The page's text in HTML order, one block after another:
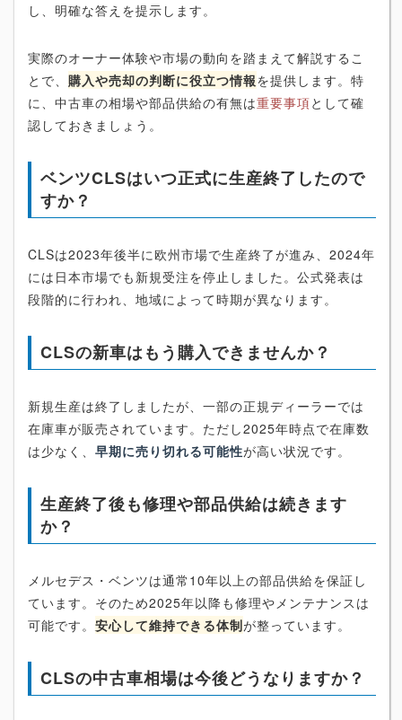
し、明確な答えを提示します。
実際のオーナー体験や市場の動向を踏まえて解説するこ
とで、 購入や売却の判断に役立つ情報を提供します。特
に、中古車の相場や部品供給の有無は重要事項として確
認しておきましょう。
ベンツCLSはいつ正式に生産終了したので
すか？
CLSは2023年後半に欧州市場で生産終了が進み、2024年
には日本市場でも新規受注を停止しました。公式発表は
段階的に行われ、地域によって時期が異なります。
CLSの新車はもう購入できませんか？
新規生産は終了しましたが、一部の正規ディーラーでは
在庫車が販売されています。ただし2025年時点で在庫数
は少なく、 早期に売り切れる可能性が高い状況です。
生産終了後も修理や部品供給は続きます
か？
メルセデス・ベンツは通常10年以上の部品供給を保証し
ています。そのため2025年以降も修理やメンテナンスは
可能です。 安心して維持できる体制が整っています。
CLSの中古車相場は今後どうなりますか？